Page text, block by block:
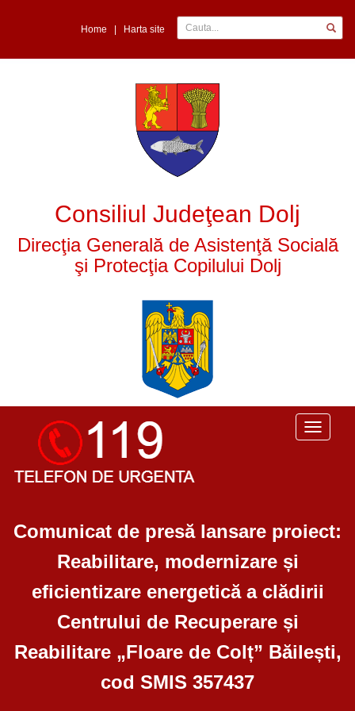
Home Harta site
Consiliul Judeţean Dolj
Direcţia Generală de Asistenţă Socială
şi Protecţia Copilului Dolj
Toggle
Comunicat de presă lansare proiect:
Reabilitare, modernizare și
eficientizare energetică a clădirii
Centrului de Recuperare și
Reabilitare „Floare de Colț” Băilești,
cod SMIS 357437